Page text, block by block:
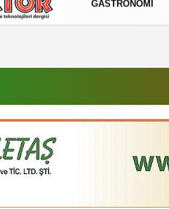
Çerez Politikası
GASTRONOMI